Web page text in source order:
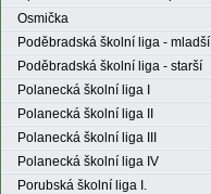
Osmička
Poděbradská školní liga - mladší
Poděbradská školní liga - starší
Polanecká školní liga I
Polanecká školní liga II
Polanecká školní liga III
Polanecká školní liga IV
Porubská školní liga I.